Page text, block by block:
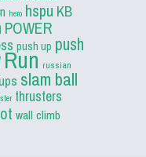
hero hspu KB
POWER
push up push
Run russian
slam ball
thrusters
wall climb